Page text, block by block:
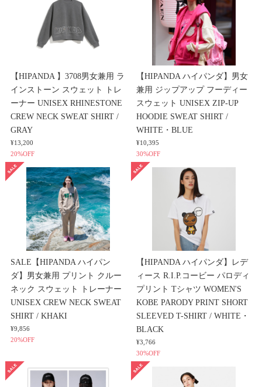
【HIPANDA 】3708男女兼用 ラ
インストーン スウェット トレ
ーナー UNISEX RHINESTONE
CREW NECK SWEAT SHIRT /
GRAY
¥13,200
20%OFF
【HIPANDA ハイパンダ】男女
兼用 ジップアップ フーディー
スウェット UNISEX ZIP-UP
HOODIE SWEAT SHIRT /
WHITE・BLUE
¥10,395
30%OFF
SALE【HIPANDA ハイパン
ダ】男女兼用 プリント クルー
ネック スウェット トレーナー
UNISEX CREW NECK SWEAT
SHIRT / KHAKI
¥9,856
20%OFF
【HIPANDA ハイパンダ】レデ
ィース R.I.P.コービー パロディ
プリント Tシャツ WOMEN'S
KOBE PARODY PRINT SHORT
SLEEVED T-SHIRT / WHITE・
BLACK
¥3,766
30%OFF